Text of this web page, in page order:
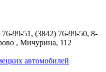
99-51, (3842) 76-99-50, 8-
, Мичурина, 112
автомобилей